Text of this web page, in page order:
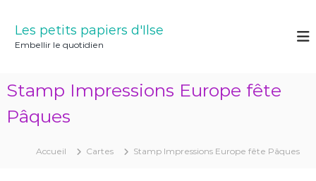
Les petits papiers d'Ilse
Embellir le quotidien
Stamp Impressions Europe fête
Pâques
Accueil Cartes Stamp Impressions Europe fête Pâques